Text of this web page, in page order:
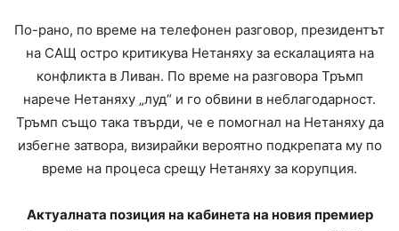
По-рано, по време на телефонен разговор, президентът
на САЩ остро критикува Нетаняху за ескалацията на
конфликта в Ливан. По време на разговора Тръмп
нарече Нетаняху „луд“ и го обвини в неблагодарност.
Тръмп също така твърди, че е помогнал на Нетаняху да
избегне затвора, визирайки вероятно подкрепата му по
време на процеса срещу Нетаняху за корупция.
Актуалната позиция на кабинета на новия премиер